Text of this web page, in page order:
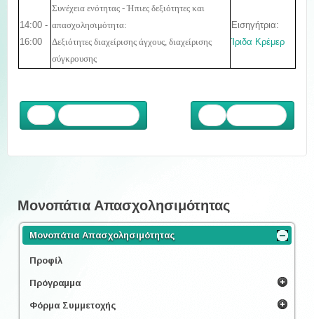
14:00 -
16:00
Συνέχεια ενότητας - Ήπιες δεξιότητες και
απασχολησιμότητα:
Δεξιότητες διαχείρισης άγχους, διαχείρισης
σύγκρουσης
Εισηγήτρια:
Ίριδα Κρέμερ
Μονοπάτια Απασχολησιμότητας
Μονοπάτια Απασχολησιμότητας
Προφίλ
Πρόγραμμα
Φόρμα Συμμετοχής